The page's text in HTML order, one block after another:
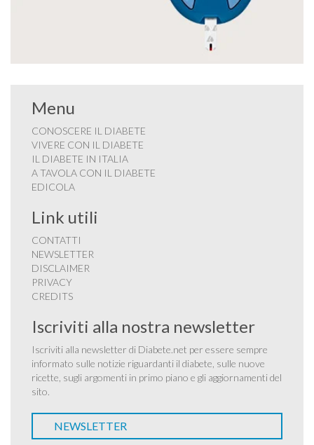
Menu
CONOSCERE IL DIABETE
VIVERE CON IL DIABETE
IL DIABETE IN ITALIA
A TAVOLA CON IL DIABETE
EDICOLA
Link utili
CONTATTI
NEWSLETTER
DISCLAIMER
PRIVACY
CREDITS
Iscriviti alla nostra newsletter
Iscriviti alla newsletter di Diabete.net per essere sempre
informato sulle notizie riguardanti il diabete, sulle nuove
ricette, sugli argomenti in primo piano e gli aggiornamenti del
sito.
NEWSLETTER